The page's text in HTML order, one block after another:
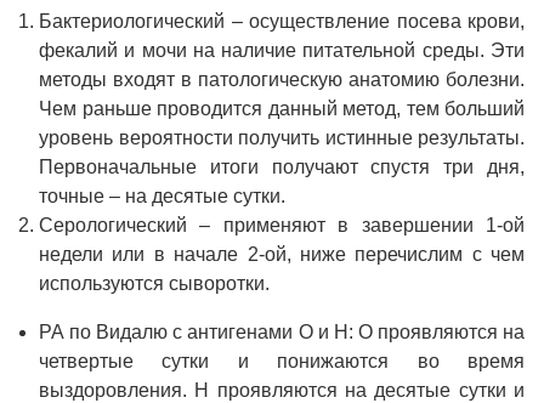
Бактериологический – осуществление посева крови,
фекалий и мочи на наличие питательной среды. Эти
методы входят в патологическую анатомию болезни.
Чем раньше проводится данный метод, тем больший
уровень вероятности получить истинные результаты.
Первоначальные итоги получают спустя три дня,
точные – на десятые сутки.
Серологический – применяют в завершении 1-ой
недели или в начале 2-ой, ниже перечислим с чем
используются сыворотки.
РА по Видалю с антигенами О и Н: О проявляются на
четвертые сутки и понижаются во время
выздоровления. Н проявляются на десятые сутки и